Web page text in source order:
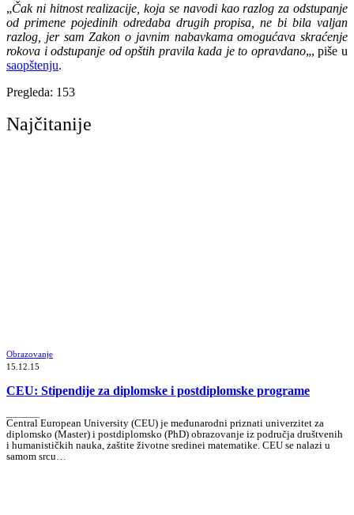
„Čak ni hitnost realizacije, koja se navodi kao razlog za odstupanje
od primene pojedinih odredaba drugih propisa, ne bi bila valjan
razlog, jer sam Zakon o javnim nabavkama omogućava skraćenje
rokova i odstupanje od opštih pravila kada je to opravdano„, piše u
saopštenju.
Pregleda: 153
Najčitanije
Obrazovanje
15.12.15
CEU: Stipendije za diplomske i postdiplomske programe
Central European University (CEU) je međunarodni priznati univerzitet za
diplomsko (Master) i postdiplomsko (PhD) obrazovanje iz područja društvenih
i humanističkih nauka, zaštite životne sredinei matematike. CEU se nalazi u
samom srcu…